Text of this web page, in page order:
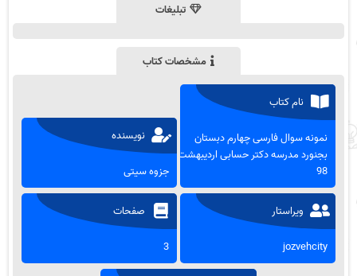
تبلیغات
مشخصات کتاب
نام کتاب
نمونه سوال فارسی چهارم دبستان
بجنورد مدرسه دکتر حسابی اردیبهشت
98
نویسنده
جزوه سیتی
ویراستار
jozvehcity
صفحات
3